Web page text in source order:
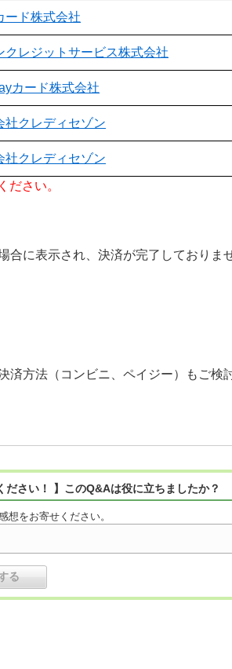
ード株式会社
クレジットサービス株式会社
カード株式会社
社クレディセゾン
社クレディセゾン
さい。
に表示され、決済が完了しておりま
方法（コンビニ、ペイジー）もご検
ださい！ 】このQ&Aは役に立ちましたか？
想をお寄せください。